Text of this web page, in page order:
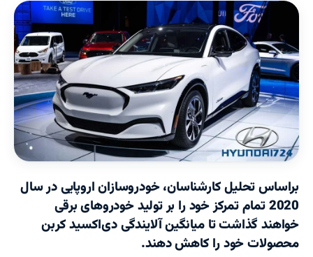
براساس تحلیل کارشناسان، خودروسازان اروپایی در سال
2020 تمام تمرکز خود را بر تولید خودروهای برقی
خواهند گذاشت تا میانگین آلایندگی دی‌اکسید کربن
محصولات خود را کاهش دهند.